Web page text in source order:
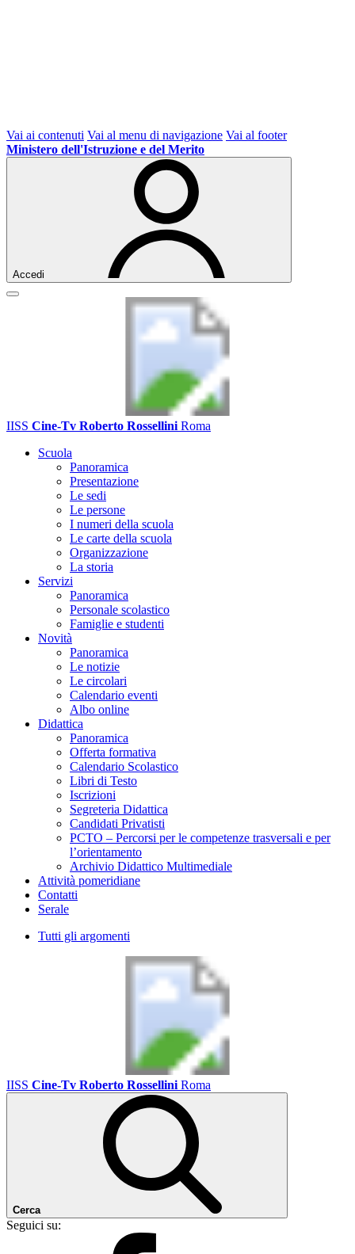
Vai ai contenuti Vai al menu di navigazione Vai al footer
Ministero dell'Istruzione e del Merito
Accedi
IISS Cine-Tv Roberto Rossellini Roma
Scuola
Panoramica
Presentazione
Le sedi
Le persone
I numeri della scuola
Le carte della scuola
Organizzazione
La storia
Servizi
Panoramica
Personale scolastico
Famiglie e studenti
Novità
Panoramica
Le notizie
Le circolari
Calendario eventi
Albo online
Didattica
Panoramica
Offerta formativa
Calendario Scolastico
Libri di Testo
Iscrizioni
Segreteria Didattica
Candidati Privatisti
PCTO – Percorsi per le competenze trasversali e per
l’orientamento
Archivio Didattico Multimediale
Attività pomeridiane
Contatti
Serale
Tutti gli argomenti
IISS Cine-Tv Roberto Rossellini Roma
Cerca
Seguici su: